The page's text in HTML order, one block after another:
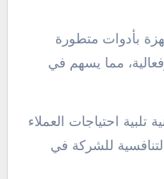
بأدوات متطورة
مما يسهم في
تلبية احتياجات العملاء
للشركة في